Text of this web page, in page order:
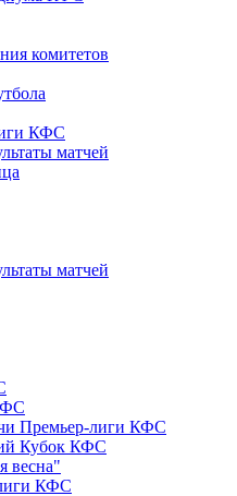
комитетов
КФС
матчей
матчей
Премьер-лиги КФС
Кубок КФС
весна"
КФС